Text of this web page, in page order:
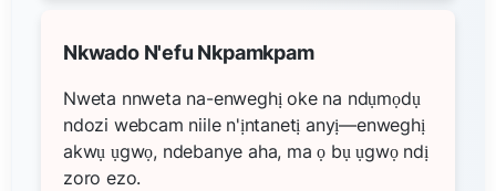
Nkwado N'efu Nkpamkpam
Nweta nnweta na-enweghị oke na ndụmọdụ
ndozi webcam niile n'ịntanetị anyị—enweghị
akwụ ụgwọ, ndebanye aha, ma ọ bụ ụgwọ ndị
zoro ezo.